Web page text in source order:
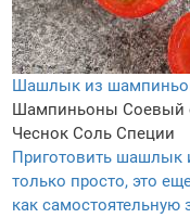
Шашлык из
Шампиньоны Соевый
Чеснок Соль Специи
Приготовить шашлык
только просто, это
как самостоятельную